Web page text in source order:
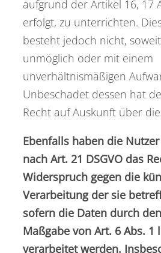
aufgrund der Artikel 16, 17
erfolgt, zu unterrichten.
besteht jedoch nicht,
unmöglich oder mit einem
unverhältnismäßigen
Unbeschadet dessen hat
Recht auf Auskunft über
Ebenfalls haben die
nach Art. 21 DSGVO das
Widerspruch gegen die
Verarbeitung der sie
sofern die Daten durch
Maßgabe von Art. 6 Abs. 1
verarbeitet werden.